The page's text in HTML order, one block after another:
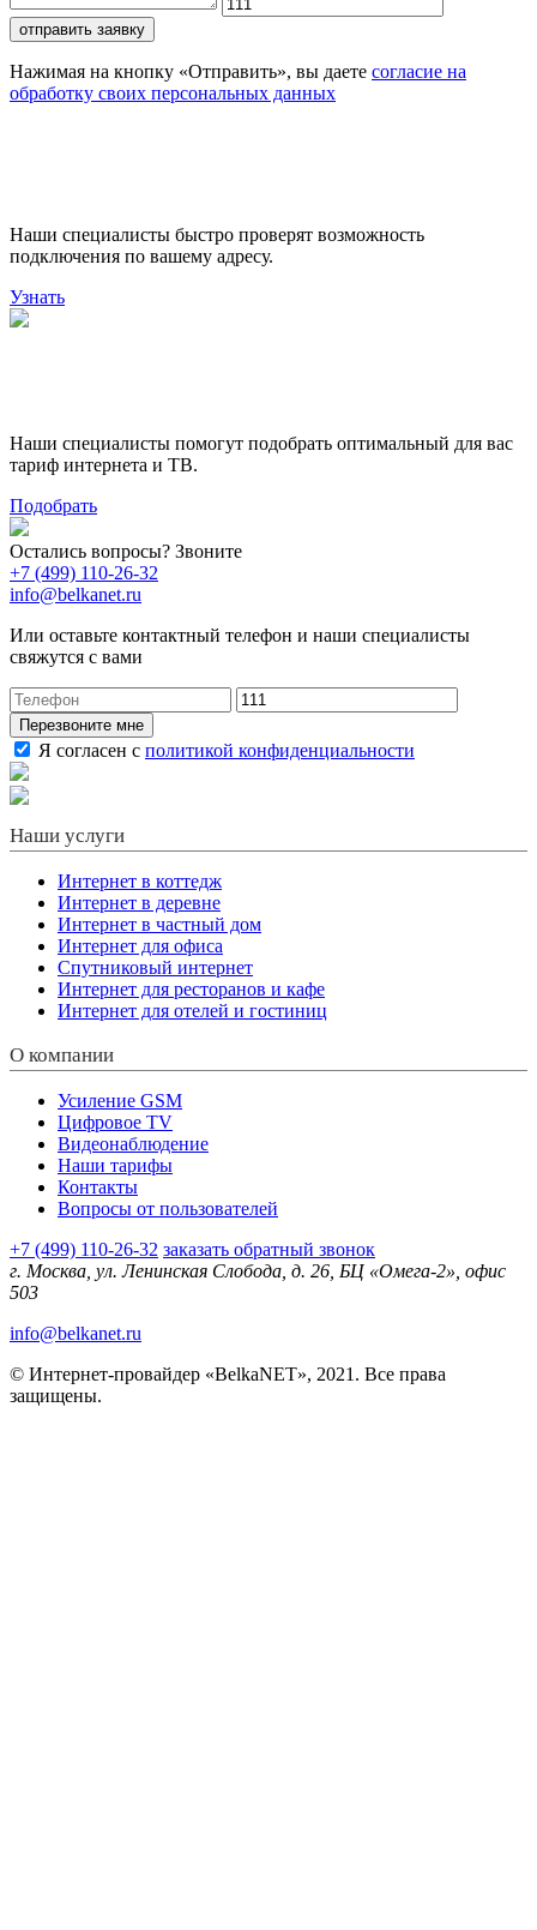
отправить заявку
Нажимая на кнопку «Отправить», вы даете согласие на
обработку своих персональных данных
Наши специалисты быстро проверят возможность
подключения по вашему адресу.
Узнать
Наши специалисты помогут подобрать оптимальный для вас
тариф интернета и ТВ.
Подобрать
Остались вопросы? Звоните
+7 (499) 110-26-32
info@belkanet.ru
Или оставьте контактный телефон и наши специалисты
свяжутся с вами
Перезвоните мне
Я согласен с политикой конфиденциальности
Наши услуги
Интернет в коттедж
Интернет в деревне
Интернет в частный дом
Интернет для офиса
Спутниковый интернет
Интернет для ресторанов и кафе
Интернет для отелей и гостиниц
О компании
Усиление GSM
Цифровое TV
Видеонаблюдение
Наши тарифы
Контакты
Вопросы от пользователей
+7 (499) 110-26-32 заказать обратный звонок
г. Москва, ул. Ленинская Слобода, д. 26, БЦ «Омега-2», офис
503
info@belkanet.ru
© Интернет-провайдер «BelkaNET», 2021. Все права
защищены.